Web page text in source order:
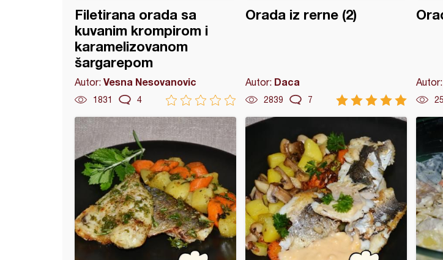
Filetirana orada sa
kuvanim krompirom i
karamelizovanom
šargarepom
Autor: Vesna Nesovanovic
1831 4
Orada iz rerne (2)
Autor: Daca
2839 7
Autor: